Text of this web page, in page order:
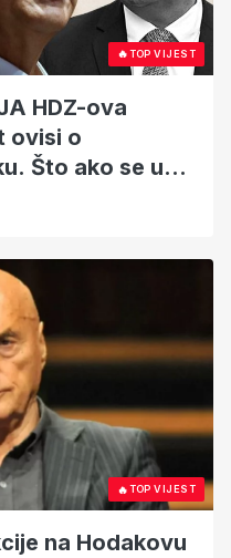
🔥TOP VIJEST
HDZ-ova
ovisi o
Što ako se u
🔥TOP VIJEST
na Hodakovu